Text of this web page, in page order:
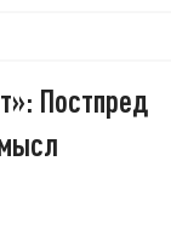
Постпред